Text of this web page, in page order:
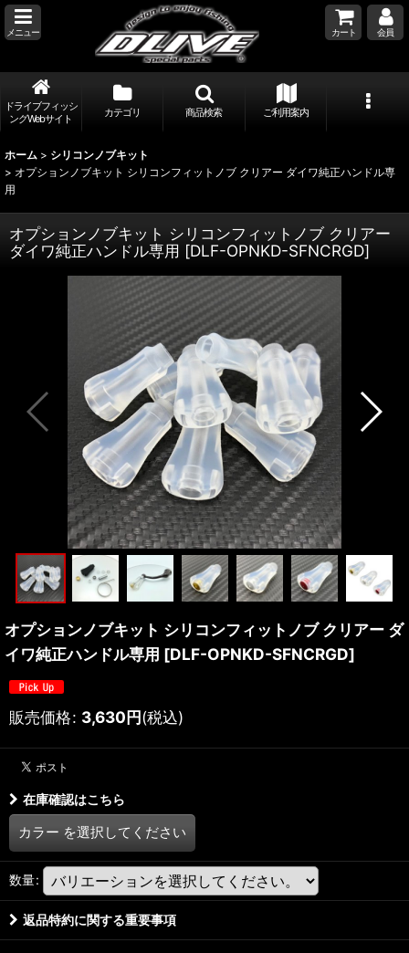
メニュー カート 会員
ドライブフィッシ
ングWebサイト
カテゴリ 商品検索 ご利用案内
ホーム > シリコンノブキット
> オプションノブキット シリコンフィットノブ クリアー ダイワ純正ハンドル専
用
オプションノブキット シリコンフィットノブ クリアー
ダイワ純正ハンドル専用 [DLF-OPNKD-SFNCRGD]
オプションノブキット シリコンフィットノブ クリアー ダ
イワ純正ハンドル専用 [DLF-OPNKD-SFNCRGD]
販売価格: 3,630円(税込)
在庫確認はこちら
カラー を選択してください
数量:
返品特約に関する重要事項